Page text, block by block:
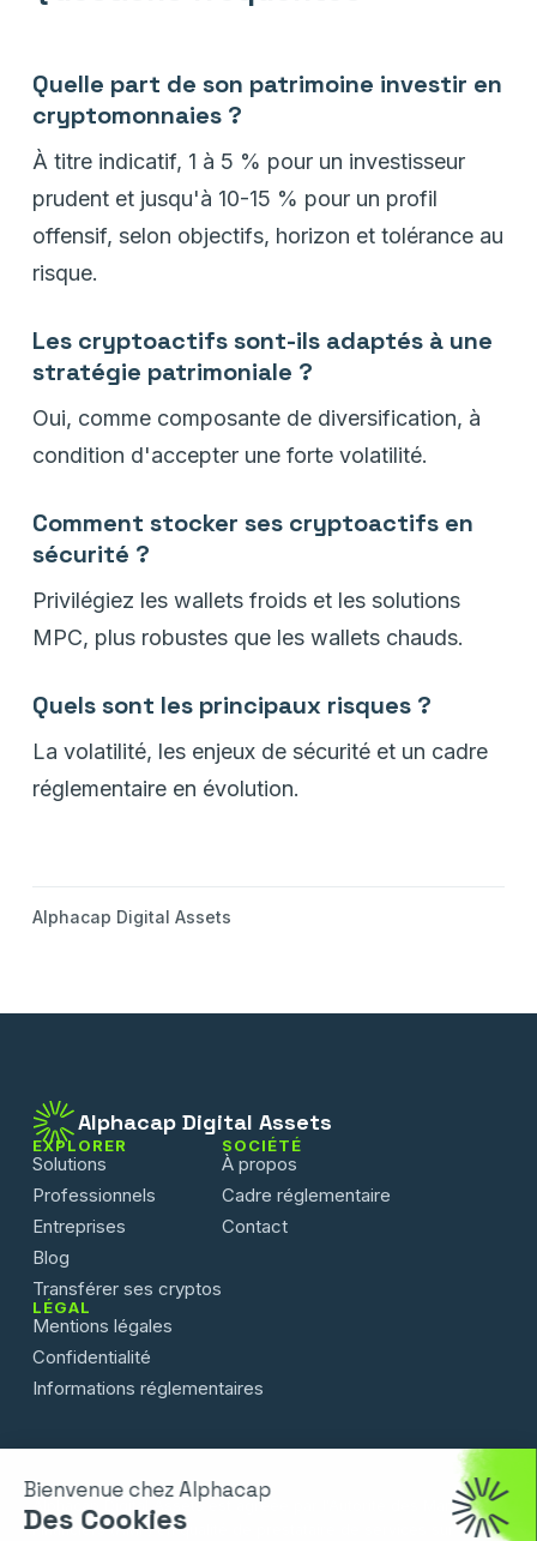
Bienvenue chez Alphacap
Des Cookies
Quelle part de son patrimoine investir en
cryptomonnaies ?
À titre indicatif, 1 à 5 % pour un investisseur
prudent et jusqu'à 10-15 % pour un profil
offensif, selon objectifs, horizon et tolérance au
risque.
Les cryptoactifs sont-ils adaptés à une
stratégie patrimoniale ?
Oui, comme composante de diversification, à
condition d'accepter une forte volatilité.
Comment stocker ses cryptoactifs en
sécurité ?
Privilégiez les wallets froids et les solutions
MPC, plus robustes que les wallets chauds.
Quels sont les principaux risques ?
La volatilité, les enjeux de sécurité et un cadre
réglementaire en évolution.
Alphacap Digital Assets
Alphacap Digital Assets
EXPLORER
Solutions
Professionnels
Entreprises
Blog
Transférer ses cryptos
SOCIÉTÉ
À propos
Cadre réglementaire
Contact
LÉGAL
Mentions légales
Confidentialité
Informations réglementaires
Alphacap Digital Assets est agréée par l'Autorité des Marchés
Financiers (AMF) en qualité de prestataire de services sur